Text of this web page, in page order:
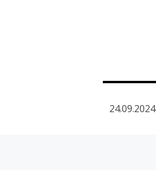
24.09.2024